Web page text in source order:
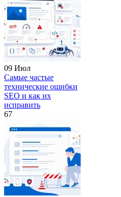
09 Июл
Самые частые
технические ошибки
SEO и как их
исправить
67